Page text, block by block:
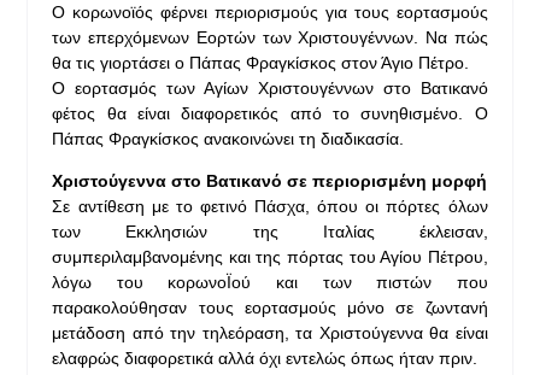
Ο κορωνοϊός φέρνει περιορισμούς για τους εορτασμούς
των επερχόμενων Εορτών των Χριστουγέννων. Να πώς
θα τις γιορτάσει ο Πάπας Φραγκίσκος στον Άγιο Πέτρο.
Ο εορτασμός των Αγίων Χριστουγέννων στο Βατικανό
φέτος θα είναι διαφορετικός από το συνηθισμένο. Ο
Πάπας Φραγκίσκος ανακοινώνει τη διαδικασία.
Χριστούγεννα στο Βατικανό σε περιορισμένη μορφή
Σε αντίθεση με το φετινό Πάσχα, όπου οι πόρτες όλων
των Εκκλησιών της Ιταλίας έκλεισαν,
συμπεριλαμβανομένης και της πόρτας του Αγίου Πέτρου,
λόγω του κορωνοΪού και των πιστών που
παρακολούθησαν τους εορτασμούς μόνο σε ζωντανή
μετάδοση από την τηλεόραση, τα Χριστούγεννα θα είναι
ελαφρώς διαφορετικά αλλά όχι εντελώς όπως ήταν πριν.